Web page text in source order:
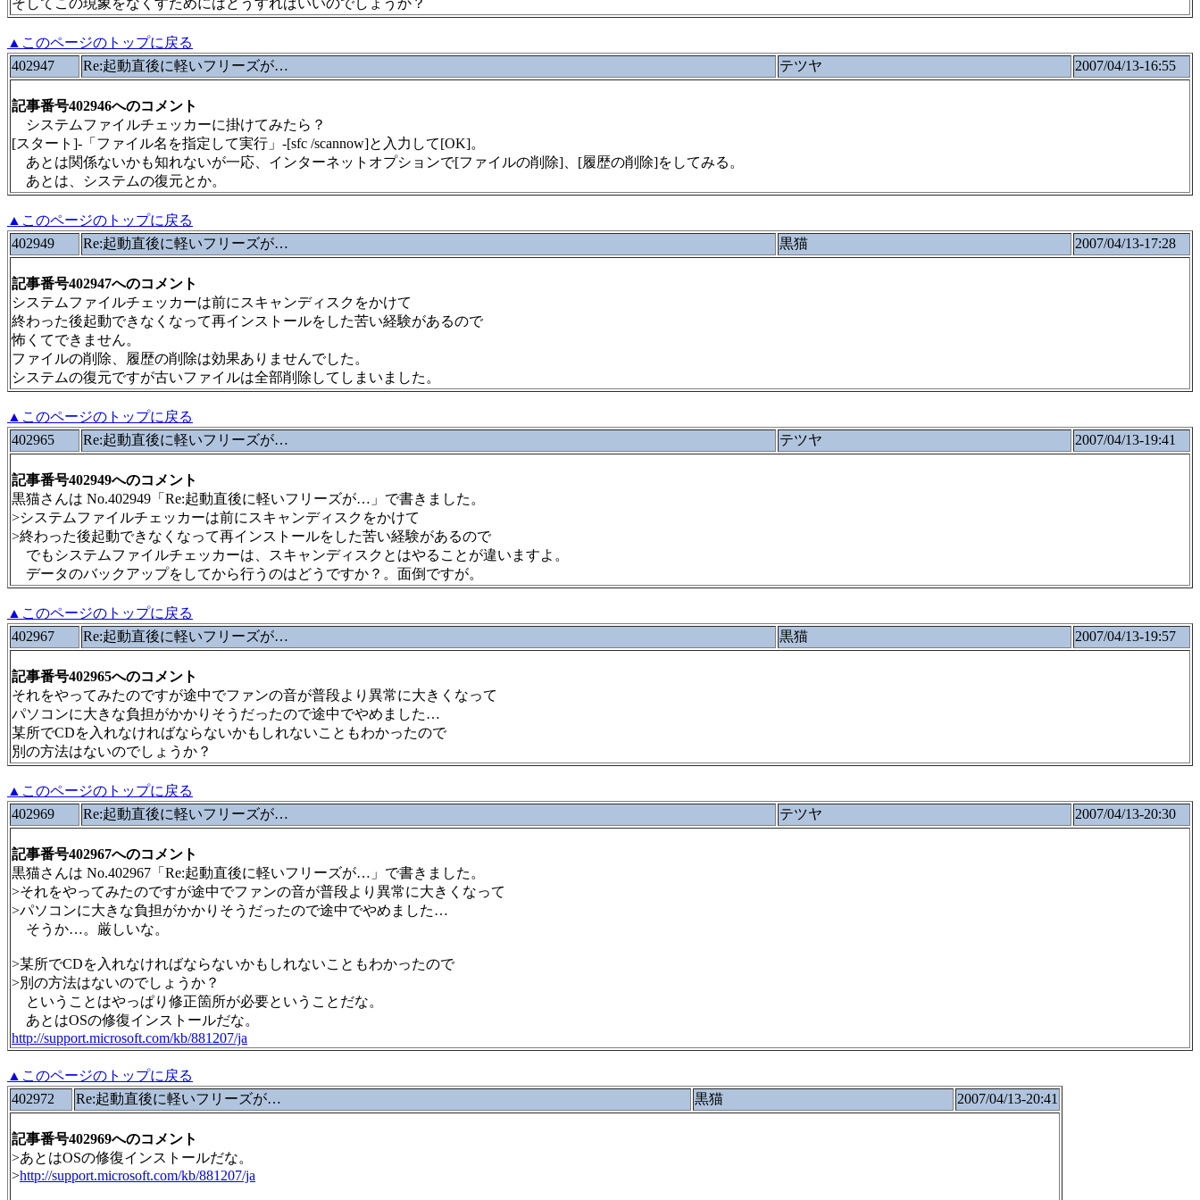
そしてこの現象をなくすためにはどうすればいいのでしょうか？
▲このページのトップに戻る
402947
Re:起動直後に軽いフリーズが… テツヤ 2007/04/13-16:55
記事番号402946へのコメント
システムファイルチェッカーに掛けてみたら？
[スタート]‐「ファイル名を指定して実行」‐[sfc /scannow]と入力して[OK]。
あとは関係ないかも知れないが一応、インターネットオプションで[ファイルの削除]、[履歴の削除]をしてみる。
あとは、システムの復元とか。
▲このページのトップに戻る
402949
Re:起動直後に軽いフリーズが… 黒猫 2007/04/13-17:28
記事番号402947へのコメント
システムファイルチェッカーは前にスキャンディスクをかけて
終わった後起動できなくなって再インストールをした苦い経験があるので
怖くてできません。
ファイルの削除、履歴の削除は効果ありませんでした。
システムの復元ですが古いファイルは全部削除してしまいました。
▲このページのトップに戻る
402965
Re:起動直後に軽いフリーズが… テツヤ 2007/04/13-19:41
記事番号402949へのコメント
黒猫さんは No.402949「Re:起動直後に軽いフリーズが…」で書きました。
>システムファイルチェッカーは前にスキャンディスクをかけて
>終わった後起動できなくなって再インストールをした苦い経験があるので
でもシステムファイルチェッカーは、スキャンディスクとはやることが違いますよ。
データのバックアップをしてから行うのはどうですか？。面倒ですが。
▲このページのトップに戻る
402967
Re:起動直後に軽いフリーズが… 黒猫 2007/04/13-19:57
記事番号402965へのコメント
それをやってみたのですが途中でファンの音が普段より異常に大きくなって
パソコンに大きな負担がかかりそうだったので途中でやめました…
某所でCDを入れなければならないかもしれないこともわかったので
別の方法はないのでしょうか？
▲このページのトップに戻る
402969
Re:起動直後に軽いフリーズが… テツヤ 2007/04/13-20:30
記事番号402967へのコメント
黒猫さんは No.402967「Re:起動直後に軽いフリーズが…」で書きました。
>それをやってみたのですが途中でファンの音が普段より異常に大きくなって
>パソコンに大きな負担がかかりそうだったので途中でやめました…
そうか…。厳しいな。
>某所でCDを入れなければならないかもしれないこともわかったので
>別の方法はないのでしょうか？
ということはやっぱり修正箇所が必要ということだな。
あとはOSの修復インストールだな。
http://support.microsoft.com/kb/881207/ja
▲このページのトップに戻る
402972
Re:起動直後に軽いフリーズが… 黒猫 2007/04/13-20:41
記事番号402969へのコメント
>あとはOSの修復インストールだな。
>http://support.microsoft.com/kb/881207/ja